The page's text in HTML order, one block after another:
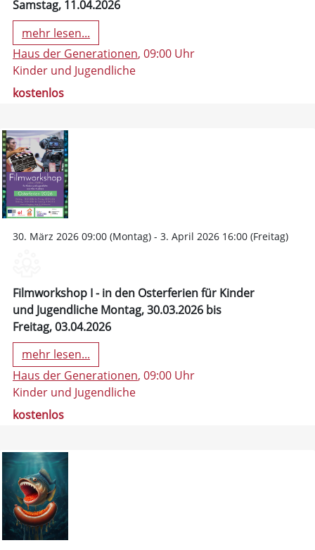
Samstag, 11.04.2026
mehr lesen...
Haus der Generationen, 09:00 Uhr
Kinder und Jugendliche
kostenlos
30. März 2026 09:00 (Montag) - 3. April 2026 16:00 (Freitag)
Filmworkshop I - in den Osterferien für Kinder
und Jugendliche Montag, 30.03.2026 bis
Freitag, 03.04.2026
mehr lesen...
Haus der Generationen, 09:00 Uhr
Kinder und Jugendliche
kostenlos